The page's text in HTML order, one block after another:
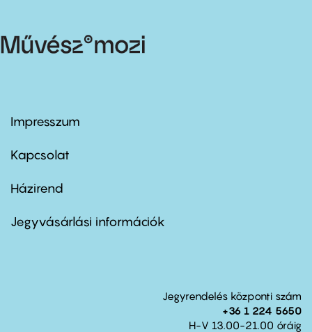
Footer
first
Impresszum
Kapcsolat
Footer
second
Házirend
Jegyvásárlási információk
Jegyrendelés központi szám
+36 1 224 5650
H-V 13.00-21.00 óráig